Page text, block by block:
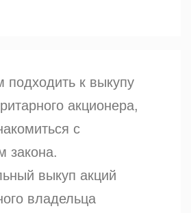
подходить к выкупу
акционера,
с
закона.
выкуп акций
владельца